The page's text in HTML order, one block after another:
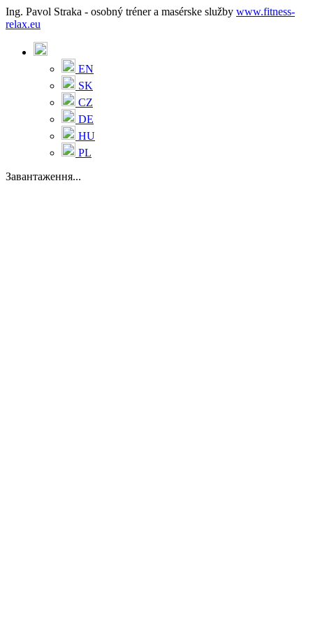
Ing. Pavol Straka - osobný tréner a masérske služby www.fitness-
relax.eu
EN
SK
CZ
DE
HU
PL
Завантаження...